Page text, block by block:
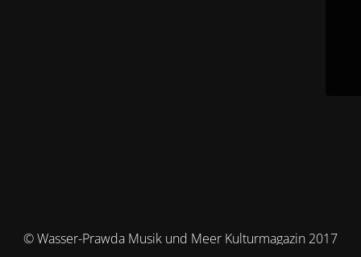
© Wasser-Prawda Musik und Meer Kulturmagazin 2017